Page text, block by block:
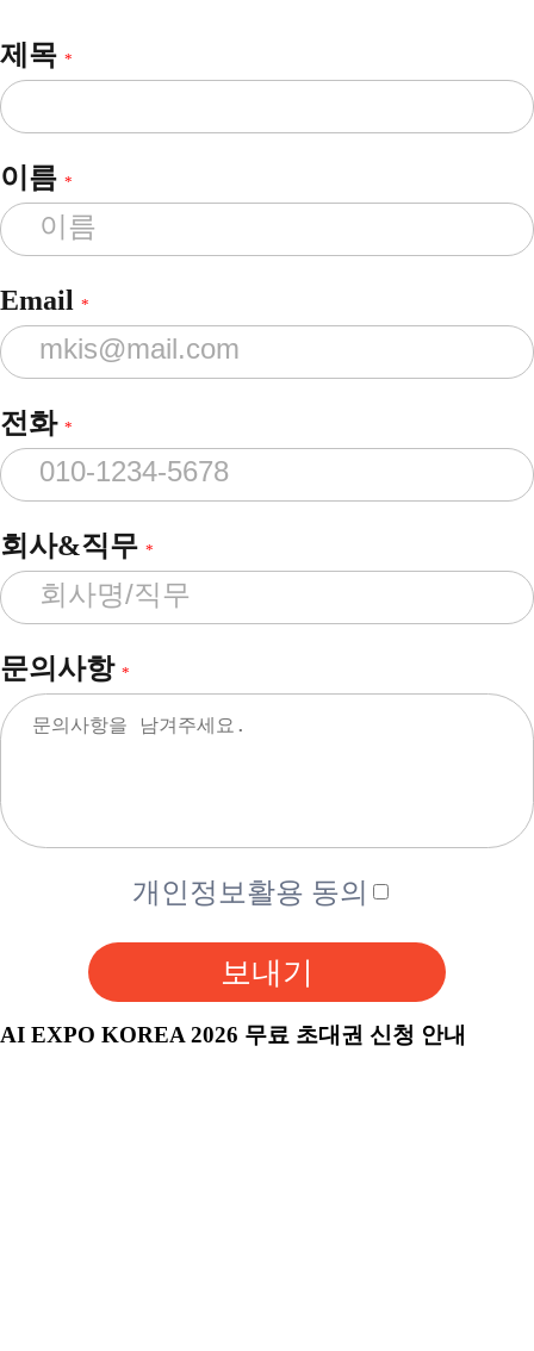
제목 *
이름 *
Email *
전화 *
회사&직무 *
문의사항 *
개인정보활용 동의
보내기
AI EXPO KOREA 2026 무료 초대권 신청 안내